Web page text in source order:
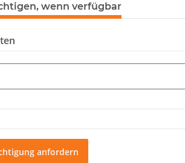
wenn verfügbar
anfordern